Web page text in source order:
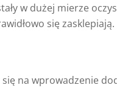
w dużej mierze
się zasklepiają.
na wprowadzenie